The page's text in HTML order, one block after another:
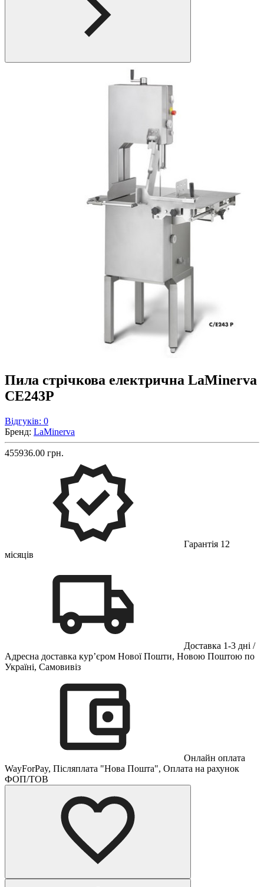
Пила стрічкова електрична LaMinerva
CE243P
Відгуків: 0
Бренд: LaMinerva
455936.00 грн.
Гарантія 12
місяців
Доставка 1-3 дні /
Адресна доставка кур’єром Нової Пошти, Новою Поштою по
Україні, Самовивіз
Онлайн оплата
WayForPay, Післяплата "Нова Пошта", Оплата на рахунок
ФОП/ТОВ